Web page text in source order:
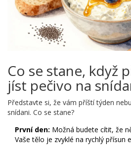
Co se stane, když
jíst pečivo na
Představte si, že vám příští týden
snídani. Co se stane?
První den: Možná budete cítit, že
Vaše tělo je zvyklé na rychlý přísun